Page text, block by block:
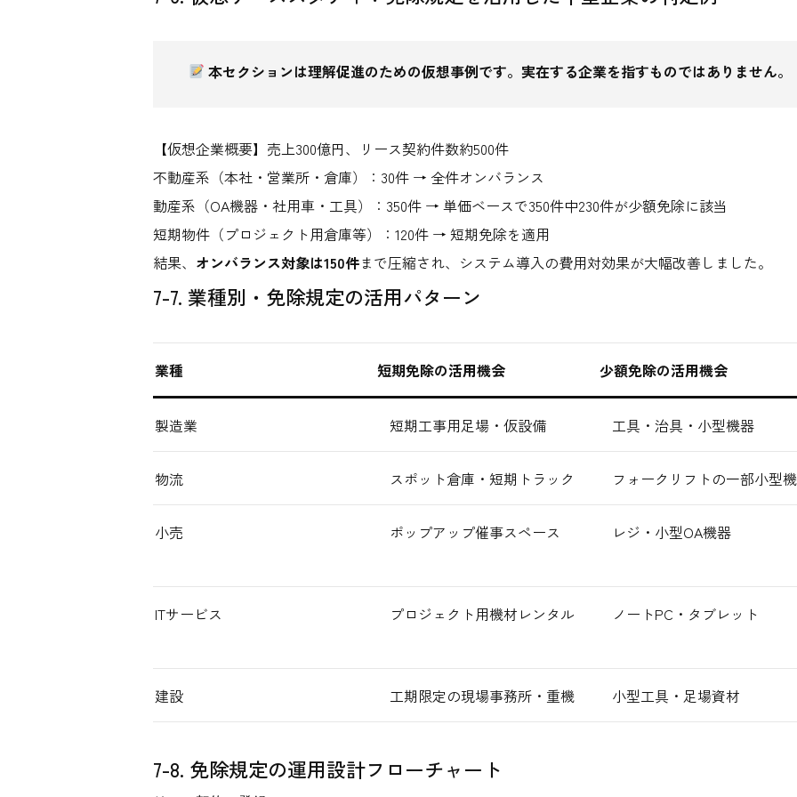
本セクションは理解促進のための仮想事例です。実在する企業を指すものではありません。
【仮想企業概要】売上300億円、リース契約件数約500件
不動産系（本社・営業所・倉庫）：30件 → 全件オンバランス
動産系（OA機器・社用車・工具）：350件 → 単価ベースで350件中230件が少額免除に該当
短期物件（プロジェクト用倉庫等）：120件 → 短期免除を適用
結果、 オンバランス対象は150件まで圧縮され、システム導入の費用対効果が大幅改善しました。
7-7. 業種別・免除規定の活用パターン
業種 短期免除の活用機会 少額免除の活用機会
製造業 短期工事用足場・仮設備 工具・治具・小型機器
物流 スポット倉庫・短期トラック フォークリフトの一部小型
小売 ポップアップ催事スペース レジ・小型OA機器
ITサービス プロジェクト用機材レンタル ノートPC・タブレット
建設 工期限定の現場事務所・重機 小型工具・足場資材
7-8. 免除規定の運用設計フローチャート